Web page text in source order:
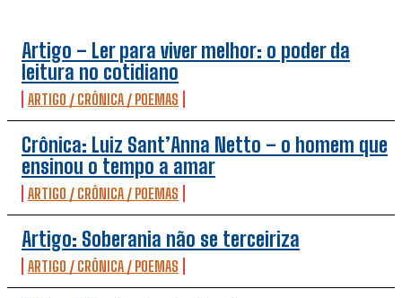
Artigo – Ler para viver melhor: o poder da
leitura no cotidiano
ARTIGO / CRÔNICA / POEMAS
Crônica: Luiz Sant’Anna Netto – o homem que
ensinou o tempo a amar
ARTIGO / CRÔNICA / POEMAS
Artigo: Soberania não se terceiriza
ARTIGO / CRÔNICA / POEMAS